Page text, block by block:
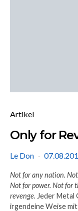
Artikel
Only for
Le Don
Not for any nation.
Not for power. Not for
revenge. Jeder Metal
irgendeine Weise